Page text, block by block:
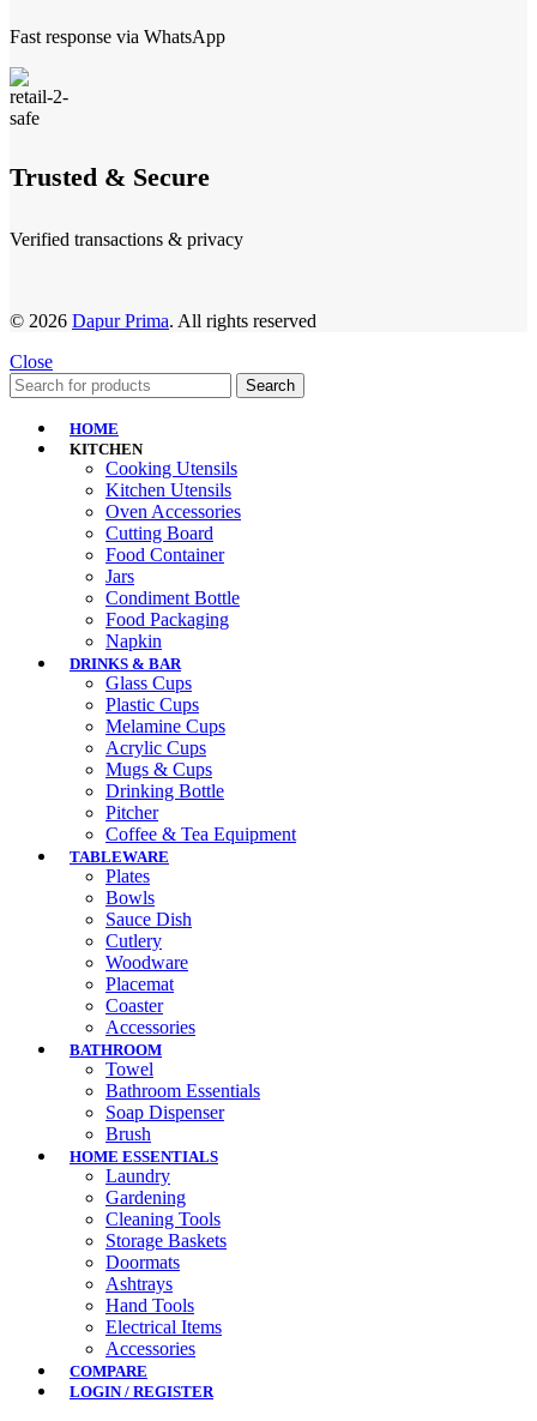
Fast response via WhatsApp
Trusted & Secure
Verified transactions & privacy
© 2026 Dapur Prima. All rights reserved
Close
Search
HOME
KITCHEN
Cooking Utensils
Kitchen Utensils
Oven Accessories
Cutting Board
Food Container
Jars
Condiment Bottle
Food Packaging
Napkin
DRINKS & BAR
Glass Cups
Plastic Cups
Melamine Cups
Acrylic Cups
Mugs & Cups
Drinking Bottle
Pitcher
Coffee & Tea Equipment
TABLEWARE
Plates
Bowls
Sauce Dish
Cutlery
Woodware
Placemat
Coaster
Accessories
BATHROOM
Towel
Bathroom Essentials
Soap Dispenser
Brush
HOME ESSENTIALS
Laundry
Gardening
Cleaning Tools
Storage Baskets
Doormats
Ashtrays
Hand Tools
Electrical Items
Accessories
COMPARE
LOGIN / REGISTER